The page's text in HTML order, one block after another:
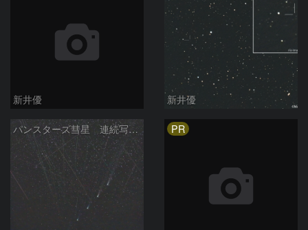
新井優 新井優
パンスターズ彗星 連続写真 再処理 PR